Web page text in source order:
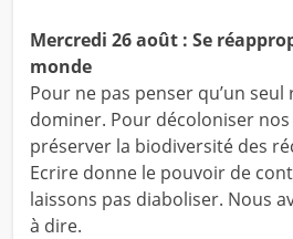
Mercredi 26 août : Se
monde
Pour ne pas penser qu’un
dominer. Pour décoloniser
préserver la biodiversité des
Ecrire donne le pouvoir de
laissons pas diaboliser. Nous
à dire.